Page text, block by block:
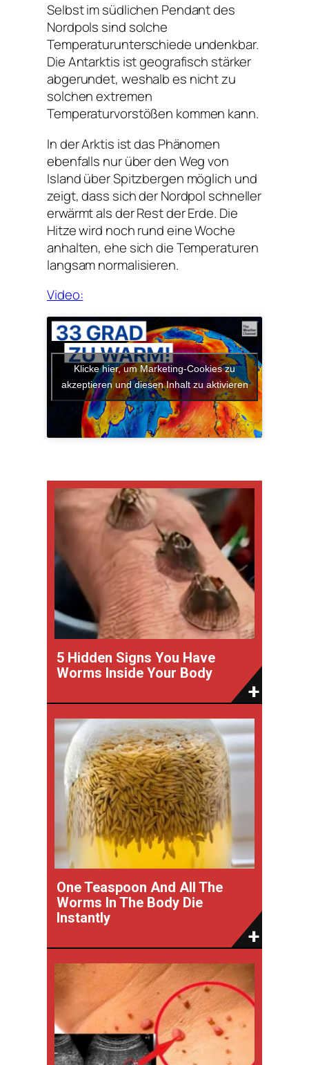
S​elbst im südlichen Pendant des
Nordpols sind solche
Temperaturunterschiede undenkbar.
Die Antarktis ist geografisch stärker
abgerundet, weshalb es nicht zu
solchen extremen
Temperaturvorstößen kommen kann.
In der Arktis ist das Phänomen
ebenfalls nur über den Weg von
Island über Spitzbergen möglich und
zeigt, dass sich der Nordpol schneller
erwärmt als der Rest der Erde. Die
Hitze wird noch rund eine Woche
anhalten, ehe sich die Temperaturen
langsam normalisieren.
Video:
Klicke hier, um Marketing-Cookies zu
akzeptieren und diesen Inhalt zu aktivieren
5 Hidden Signs You Have
Worms Inside Your Body
One Teaspoon And All The
Worms In The Body Die
Instantly